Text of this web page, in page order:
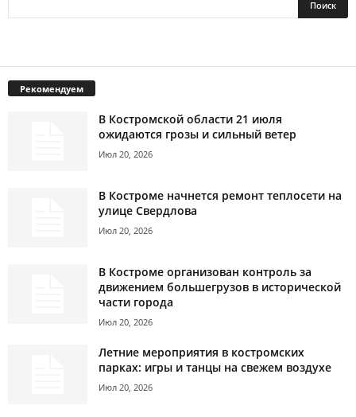
Рекомендуем
В Костромской области 21 июля
ожидаются грозы и сильный ветер
Июл 20, 2026
В Костроме начнется ремонт теплосети на
улице Свердлова
Июл 20, 2026
В Костроме организован контроль за
движением большегрузов в исторической
части города
Июл 20, 2026
Летние мероприятия в костромских
парках: игры и танцы на свежем воздухе
Июл 20, 2026